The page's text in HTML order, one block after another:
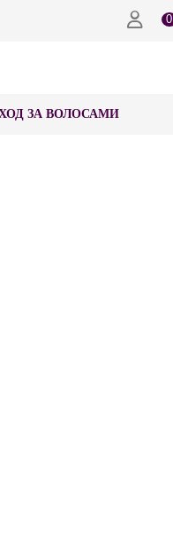
0
ЗА ВОЛОСАМИ